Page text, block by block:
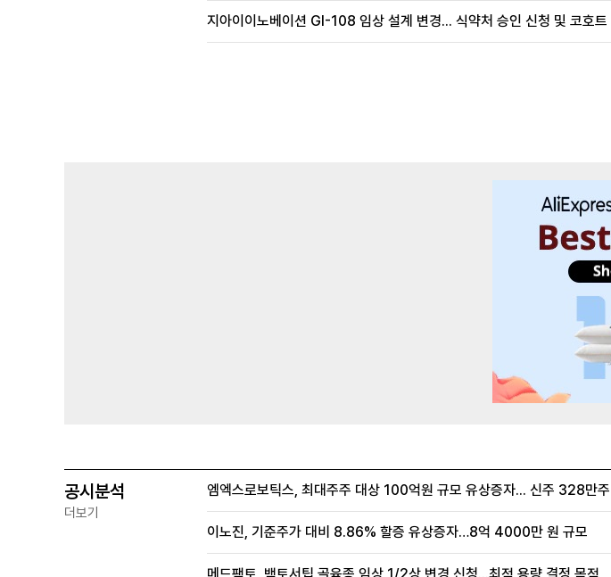
지아이이노베이션 GI-108 임상 설계 변경... 식약처 승인 신청 및 코호트
공시분석
더보기
엠엑스로보틱스, 최대주주 대상 100억원 규모 유상증자... 신주 328만
이노진, 기준주가 대비 8.86% 할증 유상증자…8억 4000만 원 규모